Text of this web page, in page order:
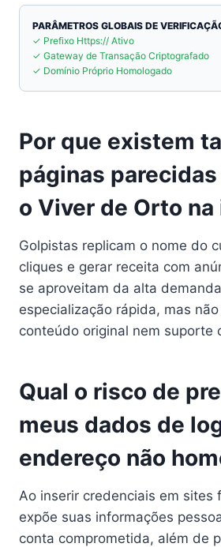
PARÂMETROS GLOBAIS DE
✓ Prefixo Https:// Ativo
✓ Gateway de Transação Criptografado
✓ Domínio Próprio Homologado
Por que existem
páginas
o Viver de Orto
Golpistas replicam o nome do
cliques e gerar receita com
se aproveitam da alta
especialização rápida, mas
conteúdo original nem suporte
Qual o risco de
meus dados de
endereço não
Ao inserir credenciais em sites
expõe suas informações
conta comprometida, além de